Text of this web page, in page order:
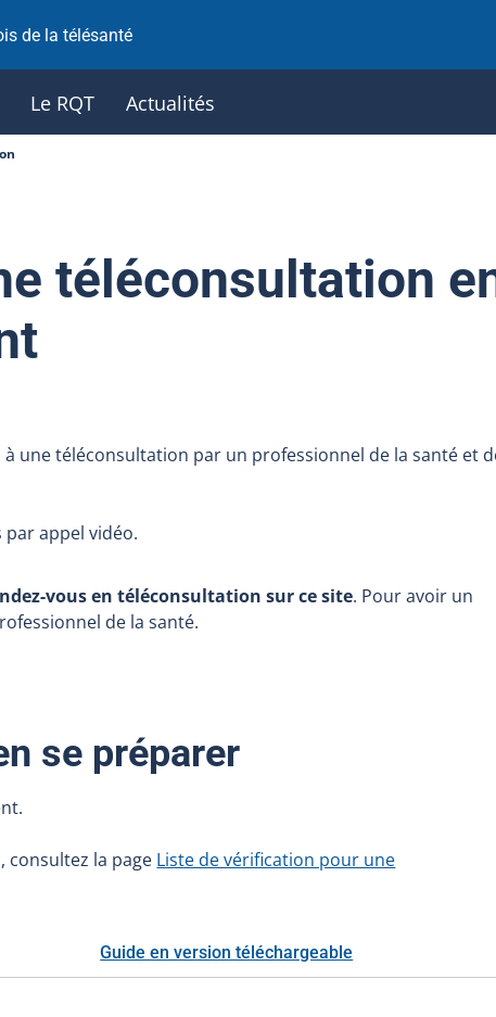
de la télésanté
Le RQT Actualités
téléconsultation
à une téléconsultation par un professionnel de la santé et
appel vidéo.
vous en téléconsultation sur ce site. Pour avoir un
de la santé.
se préparer
consultez la page Liste de vérification pour une
Guide en version téléchargeable